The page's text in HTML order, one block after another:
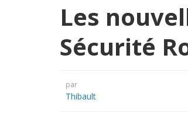
Les
Sécurité
par
Thibault